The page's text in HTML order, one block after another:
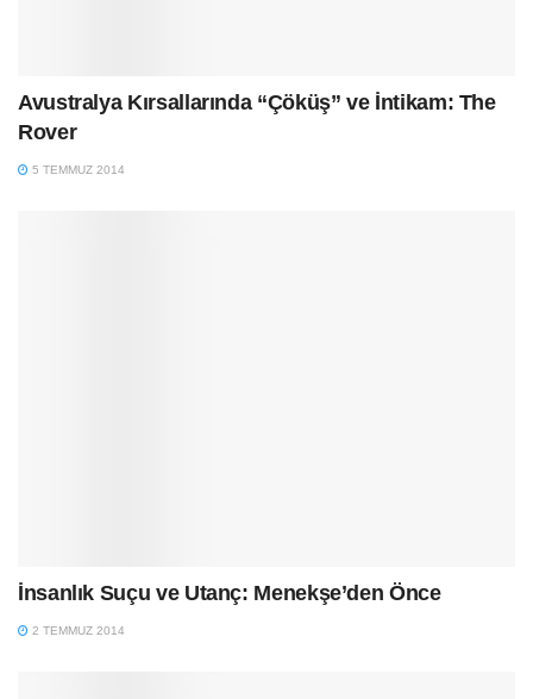
Avustralya Kırsallarında “Çöküş” ve İntikam: The
Rover
5 TEMMUZ 2014
İnsanlık Suçu ve Utanç: Menekşe’den Önce
2 TEMMUZ 2014